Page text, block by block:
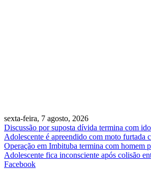
sexta-feira, 7 agosto, 2026
Discussão por suposta dívida termina com
Adolescente é apreendido com moto furtada
Operação em Imbituba termina com homem
Adolescente fica inconsciente após colisão
Facebook